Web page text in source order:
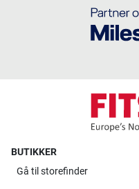
BUTIKKER
Gå til storefinder